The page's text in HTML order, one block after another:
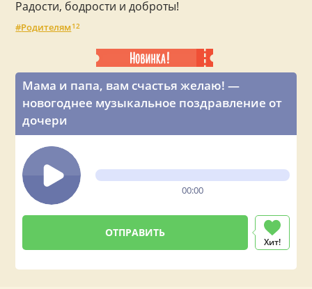
Мама и папа, вам счастья желаю! —
новогоднее музыкальное поздравление от
дочери
00:00
Хит!
Радости, бодрости и доброты!
Родителям12